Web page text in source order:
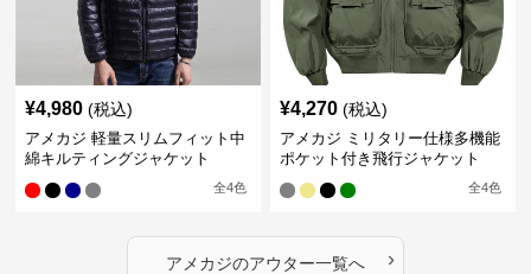
¥4,980 (税込)
アメカジ 軽量スリムフィット中
綿キルティングジャケット
全4色
¥4,270 (税込)
アメカジ ミリタリー仕様多機能
ポケット付き飛行ジャケット
全4色
アメカジのアウター一覧へ ›